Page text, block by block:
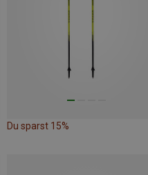
Du sparst 15%